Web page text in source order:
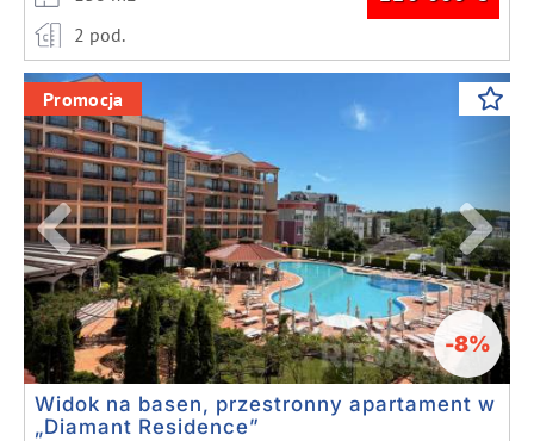
2 pod.
Previous Next
Promocja
-8%
Widok na basen, przestronny apartament w
„Diamant Residence”